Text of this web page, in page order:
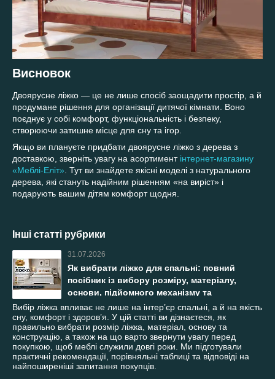
Висновок
Двоярусне ліжко — це не лише спосіб заощадити простір, а й
продумане рішення для організації дитячої кімнати. Воно
поєднує у собі комфорт, функціональність і безпеку,
створюючи затишне місце для сну та ігор.
Якщо ви плануєте придбати двоярусне ліжко з дерева з
доставкою, зверніть увагу на асортимент інтернет-магазину
«Меблі-Еліт» . Тут ви знайдете якісні моделі з натурального
дерева, які стануть надійним рішенням «на виріст» і
подарують вашим дітям комфорт щодня.
Інші статті рубрики
31.07.2026
Як вибрати ліжко для спальні: повний
посібник із вибору розміру, матеріалу,
основи, підйомного механізму та
конструкції
Вибір ліжка впливає не лише на інтер’єр спальні, а й на якість
сну, комфорт і здоров’я. У цій статті ви дізнаєтеся, як
правильно вибрати розмір ліжка, матеріал, основу та
конструкцію, а також на що варто звернути увагу перед
покупкою, щоб меблі служили довгі роки. Ми підготували
практичні рекомендації, порівняльні таблиці та відповіді на
найпоширеніші запитання покупців.